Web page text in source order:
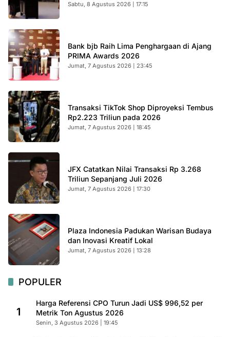
Sabtu, 8 Agustus 2026 | 17:15
Bank bjb Raih Lima Penghargaan di Ajang
PRIMA Awards 2026
Jumat, 7 Agustus 2026 | 23:45
Transaksi TikTok Shop Diproyeksi Tembus
Rp2.223 Triliun pada 2026
Jumat, 7 Agustus 2026 | 18:45
JFX Catatkan Nilai Transaksi Rp 3.268
Triliun Sepanjang Juli 2026
Jumat, 7 Agustus 2026 | 17:30
Plaza Indonesia Padukan Warisan Budaya
dan Inovasi Kreatif Lokal
Jumat, 7 Agustus 2026 | 13:28
POPULER
1
Harga Referensi CPO Turun Jadi US$ 996,52 per
Metrik Ton Agustus 2026
Senin, 3 Agustus 2026 | 19:45